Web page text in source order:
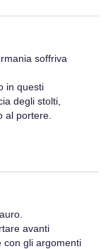
soffriva
in questi
degli stolti,
al portere.
avanti
con gli argomenti